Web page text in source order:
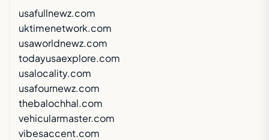
usafullnewz.com
uktimenetwork.com
usaworldnewz.com
todayusaexplore.com
usalocality.com
usafournewz.com
thebalochhal.com
vehicularmaster.com
vibesaccent.com